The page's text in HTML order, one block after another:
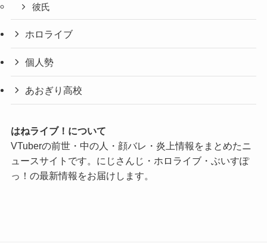
彼氏
ホロライブ
個人勢
あおぎり高校
はねライブ！について
VTuberの前世・中の人・顔バレ・炎上情報をまとめたニ
ュースサイトです。にじさんじ・ホロライブ・ぶいすぽ
っ！の最新情報をお届けします。